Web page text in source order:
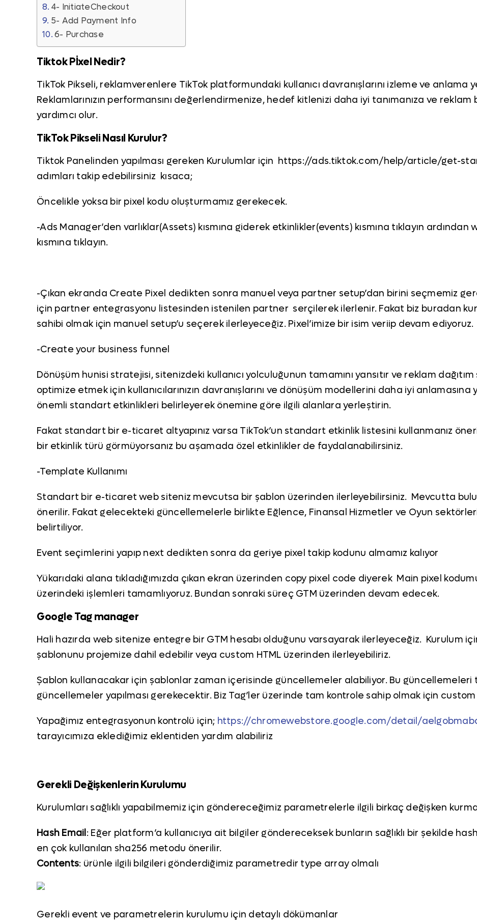
4- InitiateCheckout
5- Add Payment Info
6- Purchase
Tiktok Pİxel Nedir?
TikTok Pikseli, reklamverenlere TikTok platformundaki kullanıcı davranışlarını izleme ve
Reklamlarınızın performansını değerlendirmenize, hedef kitlenizi daha iyi tanımanıza ve
yardımcı olur.
TikTok Pikseli Nasıl Kurulur?
Tiktok Panelinden yapılması gereken Kurulumlar için https://ads.tiktok.com/help/article/get-
adımları takip edebilirsiniz kısaca;
Öncelikle yoksa bir pixel kodu oluşturmamız gerekecek.
-Ads Manager’den varlıklar(Assets) kısmına giderek etkinlikler(events) kısmına tıklayın ardından
kısmına tıklayın.
-Çıkan ekranda Create Pixel dedikten sonra manuel veya partner setup’dan birini seçmemiz
için partner entegrasyonu listesinden istenilen partner serçilerek ilerlenir. Fakat biz buradan
sahibi olmak için manuel setup’u seçerek ilerleyeceğiz. Pixel’imize bir isim veriip devam ediyoruz.
-Create your business funnel
Dönüşüm hunisi stratejisi, sitenizdeki kullanıcı yolculuğunun tamamını yansıtır ve reklam
optimize etmek için kullanıcılarınızın davranışlarını ve dönüşüm modellerini daha iyi anlamasına
önemli standart etkinlikleri belirleyerek önemine göre ilgili alanlara yerleştirin.
Fakat standart bir e-ticaret altyapınız varsa TikTok’un standart etkinlik listesini kullanmanız
bir etkinlik türü görmüyorsanız bu aşamada özel etkinlikler de faydalanabilirsiniz.
-Template Kullanımı
Standart bir e-ticaret web siteniz mevcutsa bir şablon üzerinden ilerleyebilirsiniz. Mevcutta
önerilir. Fakat gelecekteki güncellemelerle birlikte Eğlence, Finansal Hizmetler ve Oyun
belirtiliyor.
Event seçimlerini yapıp next dedikten sonra da geriye pixel takip kodunu almamız kalıyor
Yükarıdaki alana tıkladığımızda çıkan ekran üzerinden copy pixel code diyerek Main pixel
üzerindeki işlemleri tamamlıyoruz. Bundan sonraki süreç GTM üzerinden devam edecek.
Google Tag manager
Hali hazırda web sitenize entegre bir GTM hesabı olduğunu varsayarak ilerleyeceğiz. Kurulum
şablonunu projemize dahil edebilir veya custom HTML üzerinden ilerleyebiliriz.
Şablon kullanacakar için şablonlar zaman içerisinde güncellemeler alabiliyor. Bu
güncellemeler yapılması gerekecektir. Biz Tag’ler üzerinde tam kontrole sahip olmak için
Yapağimız entegrasyonun kontrolü için; https://chromewebstore.google.com/detail/
tarayıcımıza eklediğimiz eklentiden yardım alabiliriz
Gerekli Değişkenlerin Kurulumu
Kurulumları sağlıklı yapabilmemiz için göndereceğimiz parametrelerle ilgili birkaç değişken
Hash Email : Eğer platform’a kullanıcıya ait bilgiler göndereceksek bunların sağlıklı bir şekilde
en çok kullanılan sha256 metodu önerilir.
Contents: ürünle ilgili bilgileri gönderdiğimiz parametredir type array olmalı
Gerekli event ve parametrelerin kurulumu için detaylı dökümanlar